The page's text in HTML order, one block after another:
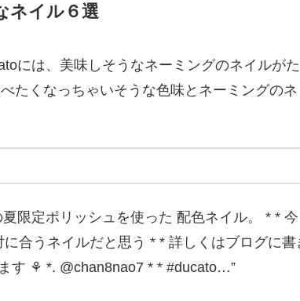
ネイル６選
には、美味しそうなネーミングのネイルがた
たくなっちゃいそうな色味とネーミングのネ